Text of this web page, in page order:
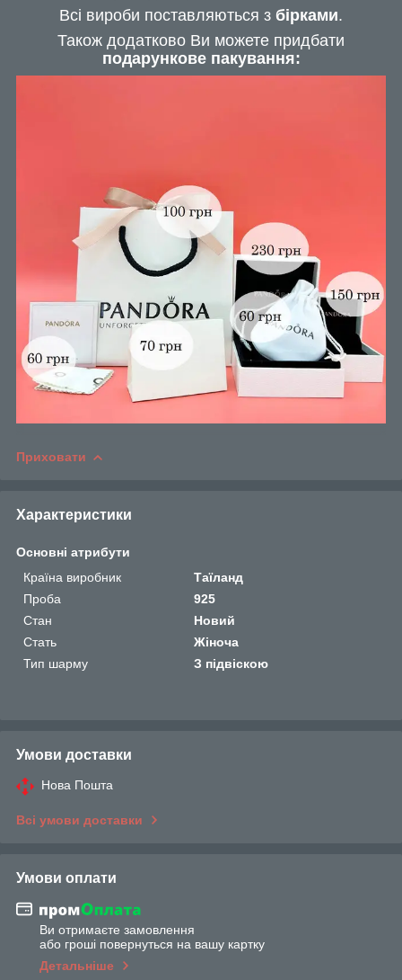
Всі вироби поставляються з бірками.
Також додатково Ви можете придбати
подарункове пакування:
Приховати
Характеристики
Основні атрибути
Країна виробник
Таїланд
Проба
925
Стан
Новий
Стать
Жіноча
Тип шарму
З підвіскою
Умови доставки
Нова Пошта
Всі умови доставки
Умови оплати
Ви отримаєте замовлення
або гроші повернуться на вашу картку
Детальніше